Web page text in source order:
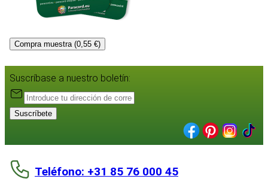
Compra muestra (0,55 €)
Suscríbase a nuestro boletín:
Suscríbete
Teléfono: +31 85 76 000 45